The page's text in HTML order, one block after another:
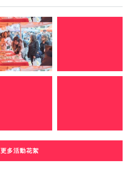
更多活動花絮